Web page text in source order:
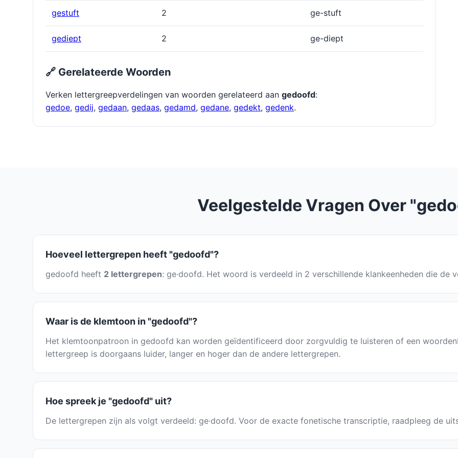
gestuft 2 ge-stuft
gediept 2 ge-diept
🔗 Gerelateerde Woorden
Verken lettergreepverdelingen van woorden gerelateerd aan gedoofd:
gedoe, gedĳ, gedaan, gedaas, gedamd, gedane, gedekt, gedenk.
Veelgestelde Vragen Over
Hoeveel lettergrepen heeft "gedoofd"?
gedoofd heeft 2 lettergrepen: ge·doofd. Het woord is verdeeld in 2 verschillende klankeenheden die de
Waar is de klemtoon in "gedoofd"?
Het klemtoonpatroon in gedoofd kan worden geïdentificeerd door zorgvuldig te luisteren of een
lettergreep is doorgaans luider, langer en hoger dan de andere lettergrepen.
Hoe spreek je "gedoofd" uit?
De lettergrepen zijn als volgt verdeeld: ge·doofd. Voor de exacte fonetische transcriptie, raadpleeg de